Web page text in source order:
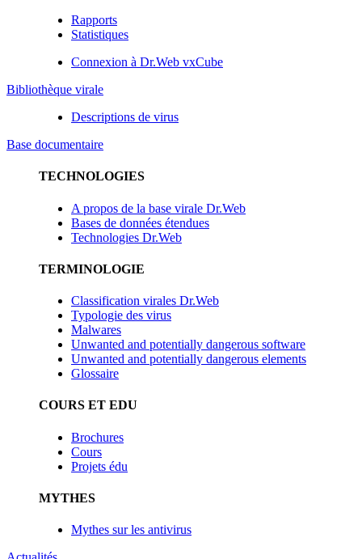
Rapports
Statistiques
Connexion à Dr.Web vxCube
Bibliothèque virale
Descriptions de virus
Base documentaire
TECHNOLOGIES
A propos de la base virale Dr.Web
Bases de données étendues
Technologies Dr.Web
TERMINOLOGIE
Classification virales Dr.Web
Typologie des virus
Malwares
Unwanted and potentially dangerous software
Unwanted and potentially dangerous elements
Glossaire
COURS ET EDU
Brochures
Cours
Projets édu
MYTHES
Mythes sur les antivirus